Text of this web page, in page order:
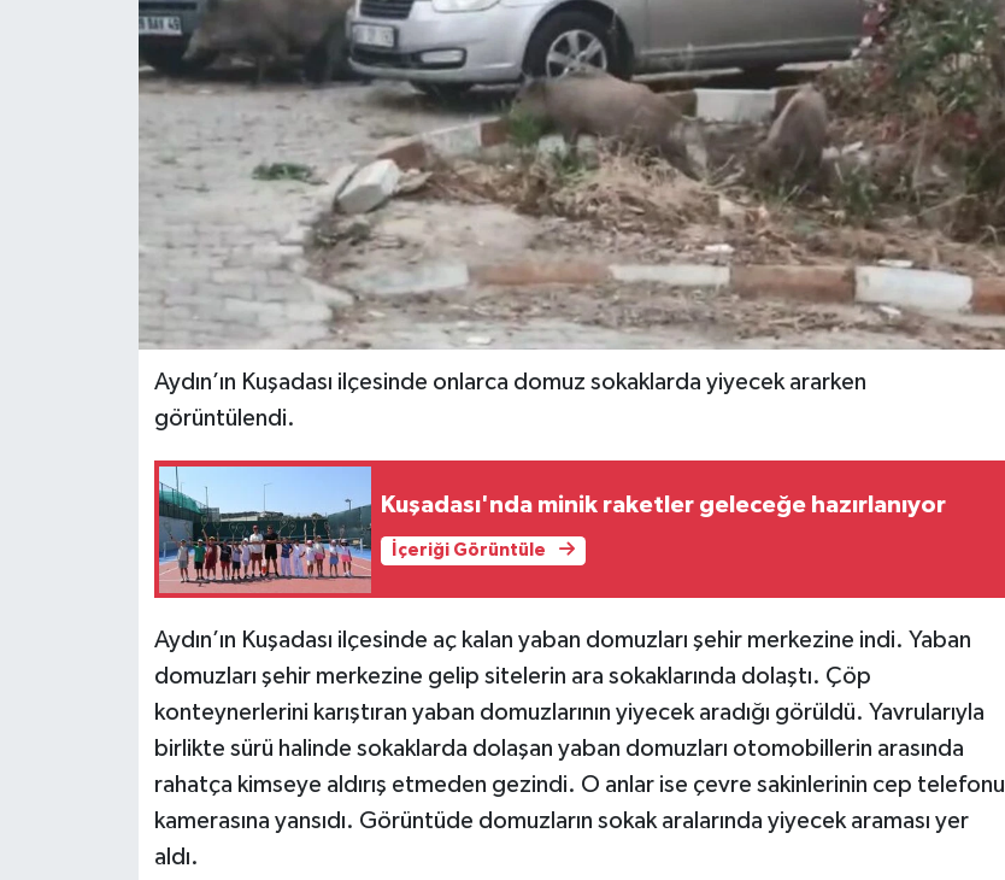
Aydın’ın Kuşadası ilçesinde onlarca domuz sokaklarda yiyecek ararken
görüntülendi.
Kuşadası'nda minik raketler geleceğe hazırlanıyor
İçeriği Görüntüle
Aydın’ın Kuşadası ilçesinde aç kalan yaban domuzları şehir merkezine indi. Yaban
domuzları şehir merkezine gelip sitelerin ara sokaklarında dolaştı. Çöp
konteynerlerini karıştıran yaban domuzlarının yiyecek aradığı görüldü. Yavrularıyla
birlikte sürü halinde sokaklarda dolaşan yaban domuzları otomobillerin arasında
rahatça kimseye aldırış etmeden gezindi. O anlar ise çevre sakinlerinin cep telefonu
kamerasına yansıdı. Görüntüde domuzların sokak aralarında yiyecek araması yer
aldı.